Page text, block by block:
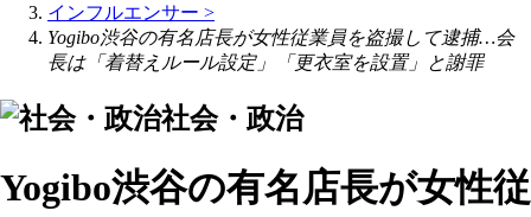
インフルエンサー >
Yogibo渋谷の有名店長が女性従業員を盗撮して逮捕…会
長は「着替えルール設定」「更衣室を設置」と謝罪
社会・政治
Yogibo渋谷の有名店長が女性従